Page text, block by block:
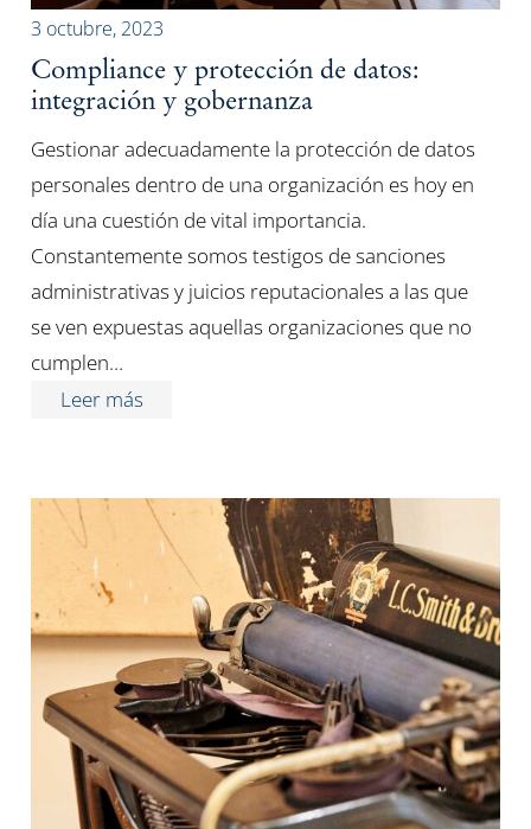
3 octubre, 2023
Compliance y protección de datos:
integración y gobernanza
Gestionar adecuadamente la protección de datos
personales dentro de una organización es hoy en
día una cuestión de vital importancia.
Constantemente somos testigos de sanciones
administrativas y juicios reputacionales a las que
se ven expuestas aquellas organizaciones que no
cumplen…
Leer más